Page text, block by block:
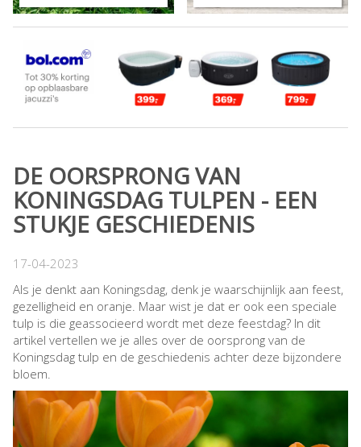
DE OORSPRONG VAN
KONINGSDAG TULPEN - EEN
STUKJE GESCHIEDENIS
17-04-2023
Als je denkt aan Koningsdag, denk je waarschijnlijk aan feest,
gezelligheid en oranje. Maar wist je dat er ook een speciale
tulp is die geassocieerd wordt met deze feestdag? In dit
artikel vertellen we je alles over de oorsprong van de
Koningsdag tulp en de geschiedenis achter deze bijzondere
bloem.